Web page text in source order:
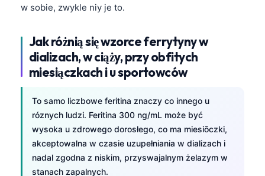
w sobie, zwykle niy je to.
Jak różnią się wzorce ferrytyny w
dializach, w ciąży, przy obfitych
miesiączkach i u sportowców
To samo liczbowe feritina znaczy co innego u
róznych ludzi. Feritina 300 ng/mL może być
wysoka u zdrowego dorosłego, co ma miesiōczki,
akceptowalna w czasie uzupełniania w dializach i
nadal zgodna z niskim, przyswajalnym żelazym w
stanach zapalnych.
Bosanski
Azərbaycan dili
Eesti
日本語
ქართული
Русский
Polski